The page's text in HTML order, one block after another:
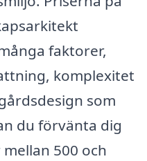
faktorer,
komplexitet
som
du förvänta dig
500 och